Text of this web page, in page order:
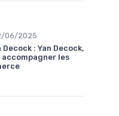
06/2025
: Yan Decock,
accompagner les